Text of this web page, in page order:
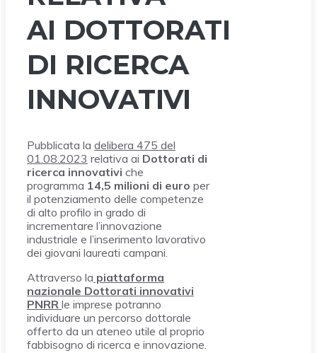
AI DOTTORATI
DI RICERCA
INNOVATIVI
Pubblicata la delibera 475 del
01.08.2023 relativa ai Dottorati di
ricerca innovativi che
programma 14,5 milioni di euro per
il potenziamento delle competenze
di alto profilo in grado di
incrementare l’innovazione
industriale e l’inserimento lavorativo
dei giovani laureati campani.
Attraverso la piattaforma
nazionale Dottorati innovativi
PNRR le imprese potranno
individuare un percorso dottorale
offerto da un ateneo utile al proprio
fabbisogno di ricerca e innovazione.